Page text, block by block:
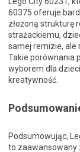
60375 oferuje
złożoną strukturę
strażackiemu,
samej remizie, ale
Takie porównania
wyborem dla
kreatywność.
Podsumowując,
to zaawansowany